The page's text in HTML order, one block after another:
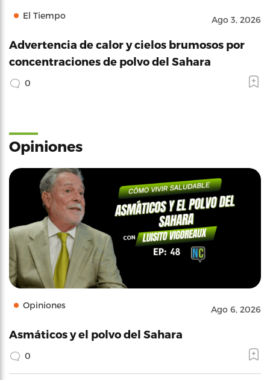
El Tiempo Ago 3, 2026
Advertencia de calor y cielos brumosos por
concentraciones de polvo del Sahara
0
Opiniones
Opiniones Ago 6, 2026
Asmáticos y el polvo del Sahara
0